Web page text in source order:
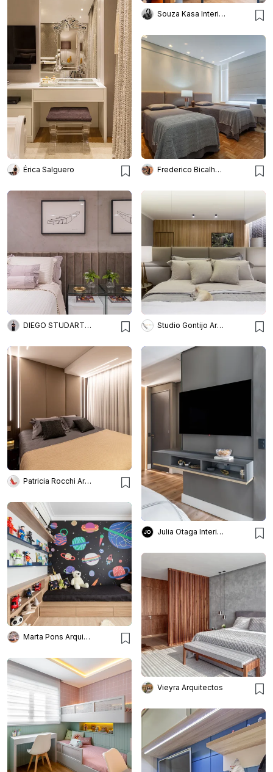
Souza Kasa Interiores
Érica Salguero Frederico Bicalho Arquitetura
DIEGO STUDART ARQUITETURA Studio Gontijo Arquitetura
Patricia Rocchi Arquitetura & Interiores
Julia Otaga Interiores
Marta Pons Arquitetura
Vieyra Arquitectos